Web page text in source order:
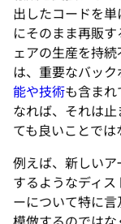
出したコードを
にそのまま再販
ェアの生産を持
は、重要なバック
能や技術も含ま
なれば、それは
ても良いことでは
例えば、新しい
するようなディ
ーについて特に